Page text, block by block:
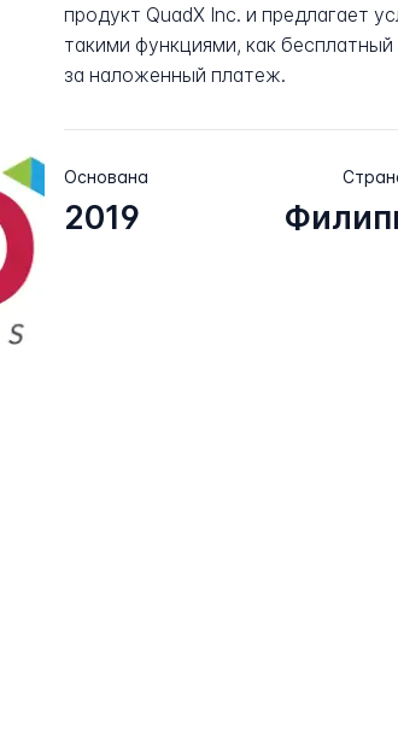
продукт QuadX Inc. и предлагает
такими функциями, как
за наложенный платеж.
Основана
2019